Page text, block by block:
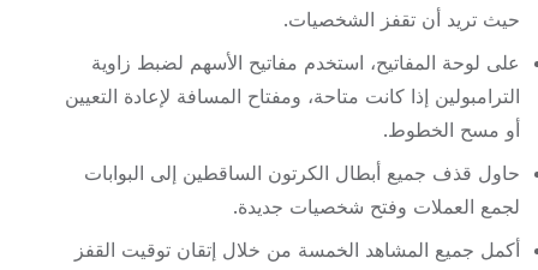
حيث تريد أن تقفز الشخصيات.
على لوحة المفاتيح، استخدم مفاتيح الأسهم لضبط زاوية
الترامبولين إذا كانت متاحة، ومفتاح المسافة لإعادة التعيين
أو مسح الخطوط.
حاول قذف جميع أبطال الكرتون الساقطين إلى البوابات
لجمع العملات وفتح شخصيات جديدة.
أكمل جميع المشاهد الخمسة من خلال إتقان توقيت القفز